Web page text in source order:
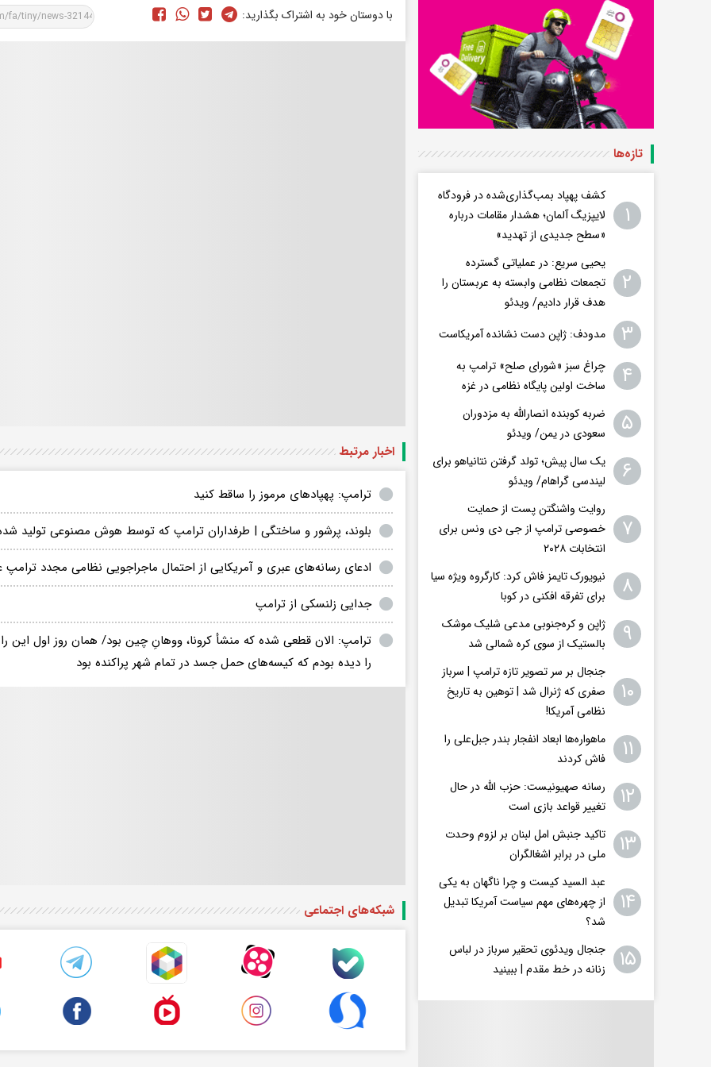
با دوستان خود به اشتراک بگذارید:
اخبار مرتبط
ترامپ: پهپادهای مرموز را ساقط کنید
بلوند، پرشور و ساختگی | طرفداران ترامپ که توسط هوش مصنوعی تولید
ادعای رسانه‌های عبری و آمریکایی از احتمال ماجراجویی نظامی مجدد ترامپ
جدایی زلنسکی از ترامپ
ترامپ: الان قطعی شده که منشأ کرونا، ووهانِ چین بود/ همان روز اول این
را دیده بودم که کیسه‌های حمل جسد در تمام شهر پراکنده بود
شبکه‌های اجتماعی
تازه‌ها
۱
کشف پهپاد بمب‌گذاری‌شده در فرودگاه
لایپزیگ آلمان؛ هشدار مقامات درباره
«سطح جدیدی از تهدید»
۲
یحیی سریع: در عملیاتی گسترده
تجمعات نظامی وابسته به عربستان را
هدف قرار دادیم/ ویدئو
۳ مدودف: ژاپن دست نشانده آمریکاست
۴
چراغ سبز «شورای صلح» ترامپ به
ساخت اولین پایگاه نظامی در غزه
۵
ضربه کوبنده انصارالله به مزدوران
سعودی در یمن/ ویدئو
۶
یک سال پیش؛ تولد گرفتن نتانیاهو برای
لیندسی گراهام/ ویدئو
۷
روایت واشنگتن پست از حمایت
خصوصی ترامپ از جی دی ونس برای
انتخابات ۲۰۲۸
۸
نیویورک تایمز فاش کرد: کارگروه ویژه سیا
برای تفرقه افکنی در کوبا
۹
ژاپن و کره‌جنوبی مدعی شلیک موشک
بالستیک از سوی کره شمالی شد
۱۰
جنجال بر سر تصویر تازه ترامپ | سرباز
صفری که ژنرال شد | توهین به تاریخ
نظامی آمریکا!
۱۱
ماهواره‌ها ابعاد انفجار بندر جبل‌علی را
فاش کردند
۱۲
رسانه صهیونیست: حزب الله در حال
تغییر قواعد بازی است
۱۳
تاکید جنبش امل لبنان بر لزوم وحدت
ملی در برابر اشغالگران
۱۴
عبد السید کیست و چرا ناگهان به یکی
از چهره‌های مهم سیاست آمریکا تبدیل
شد؟
۱۵
جنجال ویدئوی تحقیر سرباز در لباس
زنانه در خط مقدم | ببینید